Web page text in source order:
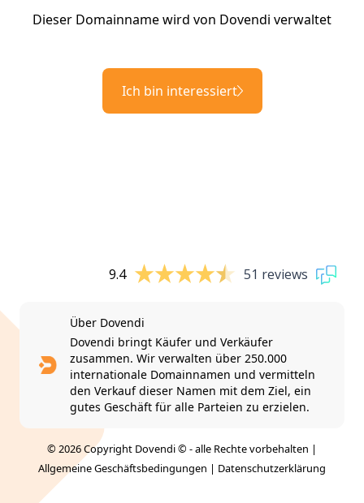
Dieser Domainname wird von Dovendi verwaltet
Ich bin interessiert
9.4 51 reviews
Über Dovendi
Dovendi bringt Käufer und Verkäufer
zusammen. Wir verwalten über 250.000
internationale Domainnamen und vermitteln
den Verkauf dieser Namen mit dem Ziel, ein
gutes Geschäft für alle Parteien zu erzielen.
© 2026 Copyright Dovendi © - alle Rechte vorbehalten |
Allgemeine Geschäftsbedingungen | Datenschutzerklärung